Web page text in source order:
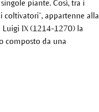
piante. Così, tra i
coltivatori”, appartenne alla
Luigi IX (1214-1270) la
composto da una